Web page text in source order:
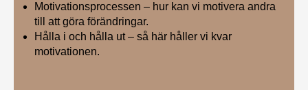
Motivationsprocessen – hur kan vi motivera andra
till att göra förändringar.
Hålla i och hålla ut – så här håller vi kvar
motivationen.